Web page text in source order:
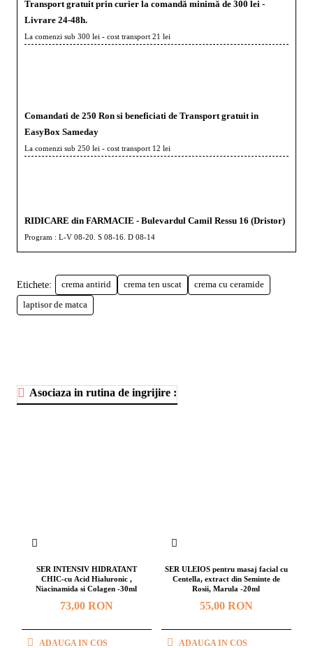
Transport gratuit prin curier la comandă minimă de 300 lei -
Livrare 24-48h.
La comenzi sub 300 lei - cost transport 21 lei
Comandati de 250 Ron si beneficiati de Transport gratuit in
EasyBox Sameday
La comenzi sub 250 lei - cost transport 12 lei
RIDICARE din FARMACIE - Bulevardul Camil Ressu 16 (Dristor)
Program : L-V 08-20. S 08-16. D 08-14
Etichete: crema antirid crema ten uscat crema cu ceramide
laptisor de matca
Asociaza in rutina de ingrijire :
SER INTENSIV HIDRATANT
CHIC-cu Acid Hialuronic ,
Niacinamida si Colagen -30ml
73,00 RON
ADAUGA IN COS
SER ULEIOS pentru masaj facial cu
Centella, extract din Seminte de
Rosii, Marula -20ml
55,00 RON
ADAUGA IN COS